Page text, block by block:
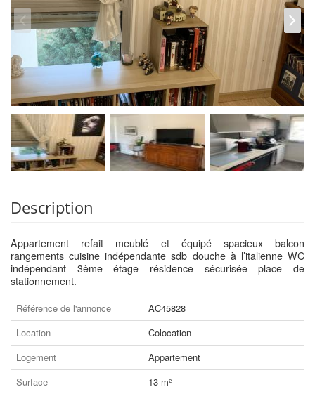
Description
Appartement refait meublé et équipé spacieux balcon
rangements cuisine indépendante sdb douche à l’italienne WC
indépendant 3ème étage résidence sécurisée place de
stationnement.
Référence de l'annonce
AC45828
Location
Colocation
Logement
Appartement
Surface
13 m²